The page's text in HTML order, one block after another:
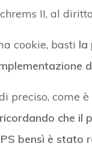
II, al
cookie, basti la
preciso, come
ricordando che il
bensì è stato